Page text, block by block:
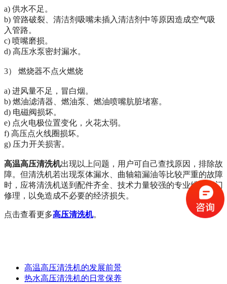
a) 供水不足。
b) 管路破裂、清洁剂吸嘴未插入清洁剂中等原因造成空气吸
入管路。
c) 喷嘴磨损。
d) 高压水泵密封漏水。
3） 燃烧器不点火燃烧
a) 进风量不足，冒白烟。
b) 燃油滤清器、燃油泵、燃油喷嘴肮脏堵塞。
d) 电磁阀损坏。
e) 点火电极位置变化，火花太弱。
f) 高压点火线圈损坏。
g) 压力开关损害。
高温高压清洗机出现以上问题，用户可自己查找原因，排除故
障。但清洗机若出现泵体漏水、曲轴箱漏油等比较严重的故障
时，应将清洗机送到配件齐全、技术力量较强的专业维修部门
修理，以免造成不必要的经济损失。
点击查看更多高压清洗机。
高温高压清洗机的发展前景
热水高压清洗机的日常保养